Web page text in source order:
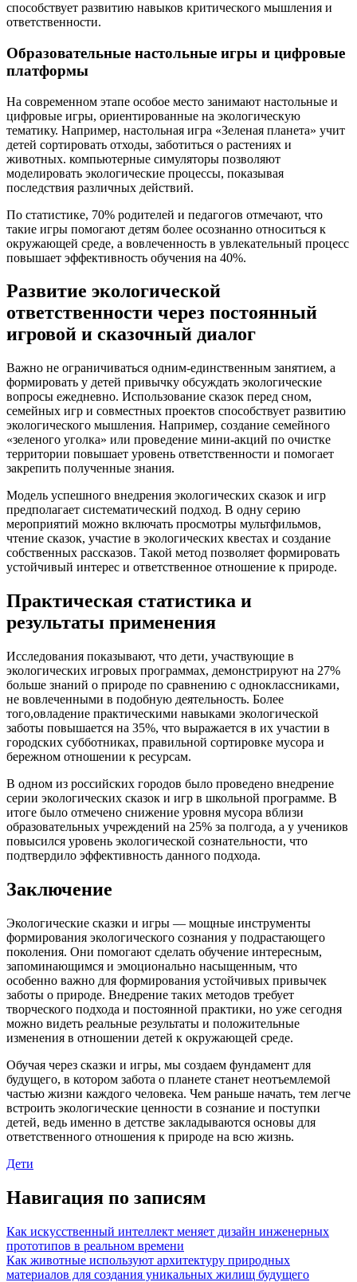
способствует развитию навыков критического мышления и
ответственности.
Образовательные настольные игры и цифровые
платформы
На современном этапе особое место занимают настольные и
цифровые игры, ориентированные на экологическую
тематику. Например, настольная игра «Зеленая планета» учит
детей сортировать отходы, заботиться о растениях и
животных. компьютерные симуляторы позволяют
моделировать экологические процессы, показывая
последствия различных действий.
По статистике, 70% родителей и педагогов отмечают, что
такие игры помогают детям более осознанно относиться к
окружающей среде, а вовлеченность в увлекательный процесс
повышает эффективность обучения на 40%.
Развитие экологической
ответственности через постоянный
игровой и сказочный диалог
Важно не ограничиваться одним-единственным занятием, а
формировать у детей привычку обсуждать экологические
вопросы ежедневно. Использование сказок перед сном,
семейных игр и совместных проектов способствует развитию
экологического мышления. Например, создание семейного
«зеленого уголка» или проведение мини-акций по очистке
территории повышает уровень ответственности и помогает
закрепить полученные знания.
Модель успешного внедрения экологических сказок и игр
предполагает систематический подход. В одну серию
мероприятий можно включать просмотры мультфильмов,
чтение сказок, участие в экологических квестах и создание
собственных рассказов. Такой метод позволяет формировать
устойчивый интерес и ответственное отношение к природе.
Практическая статистика и
результаты применения
Исследования показывают, что дети, участвующие в
экологических игровых программах, демонстрируют на 27%
больше знаний о природе по сравнению с одноклассниками,
не вовлеченными в подобную деятельность. Более
того,овладение практическими навыками экологической
заботы повышается на 35%, что выражается в их участии в
городских субботниках, правильной сортировке мусора и
бережном отношении к ресурсам.
В одном из российских городов было проведено внедрение
серии экологических сказок и игр в школьной программе. В
итоге было отмечено снижение уровня мусора вблизи
образовательных учреждений на 25% за полгода, а у учеников
повысился уровень экологической сознательности, что
подтвердило эффективность данного подхода.
Заключение
Экологические сказки и игры — мощные инструменты
формирования экологического сознания у подрастающего
поколения. Они помогают сделать обучение интересным,
запоминающимся и эмоционально насыщенным, что
особенно важно для формирования устойчивых привычек
заботы о природе. Внедрение таких методов требует
творческого подхода и постоянной практики, но уже сегодня
можно видеть реальные результаты и положительные
изменения в отношении детей к окружающей среде.
Обучая через сказки и игры, мы создаем фундамент для
будущего, в котором забота о планете станет неотъемлемой
частью жизни каждого человека. Чем раньше начать, тем легче
встроить экологические ценности в сознание и поступки
детей, ведь именно в детстве закладываются основы для
ответственного отношения к природе на всю жизнь.
Дети
Навигация по записям
Как искусственный интеллект меняет дизайн инженерных
прототипов в реальном времени
Как животные используют архитектуру природных
материалов для создания уникальных жилищ будущего